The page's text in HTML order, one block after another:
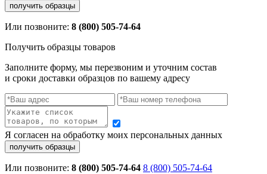
Или позвоните: 8 (800) 505-74-64
Получить образцы товаров
Заполните форму, мы перезвоним и уточним состав
и сроки доставки образцов по вашему адресу
Я согласен на обработку моих персональных данных
Или позвоните: 8 (800) 505-74-64 8 (800) 505-74-64